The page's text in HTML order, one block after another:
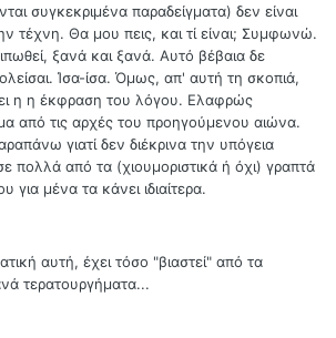
συγκεκριμένα παραδείγματα) δεν είναι
τέχνη. Θα μου πεις, και τί είναι; Συμφωνώ.
ξανά και ξανά. Αυτό βέβαια δε
Ίσα-ίσα. Όμως, απ' αυτή τη σκοπιά,
η η έκφραση του λόγου. Ελαφρώς
από τις αρχές του προηγούμενου αιώνα.
γιατί δεν διέκρινα την υπόγεια
πολλά από τα (χιουμοριστικά ή όχι) γραπτά
για μένα τα κάνει ιδιαίτερα.
αυτή, έχει τόσο "βιαστεί" από τα
τερατουργήματα...